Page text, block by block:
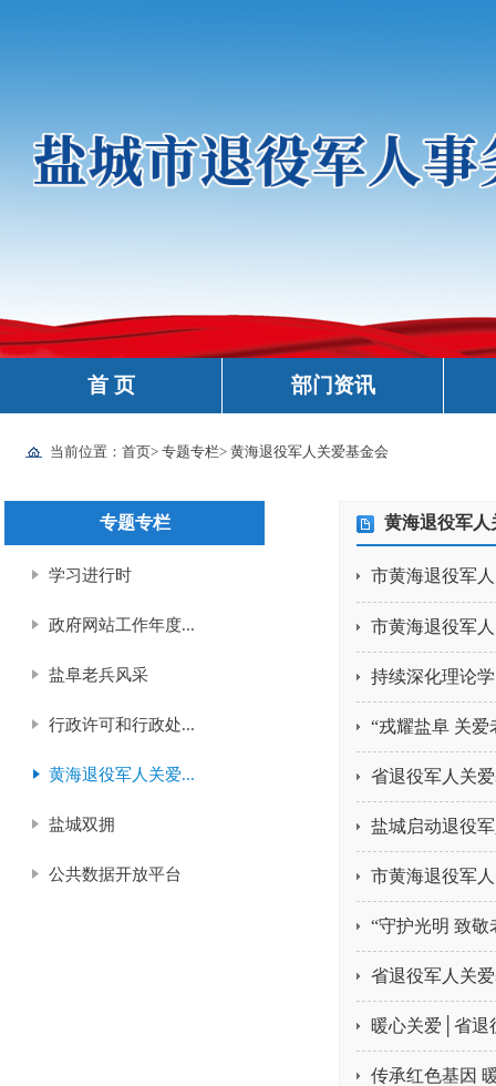
首 页 部门资讯
当前位置： 首页> 专题专栏> 黄海退役军人关爱基金会
专题专栏
学习进行时
政府网站工作年度...
盐阜老兵风采
行政许可和行政处...
黄海退役军人关爱...
盐城双拥
公共数据开放平台
黄海退役军人
市黄海退役军
市黄海退役军
持续深化理论
“戎耀盐阜 关爱
省退役军人关
盐城启动退役
市黄海退役军
“守护光明 致
省退役军人关
暖心关爱│省退
传承红色基因